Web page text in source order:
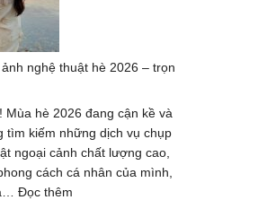
Chụp
Sự
Kiện
Đà
Nẵng
Chất
Lượng
Hàng
nghệ thuật hè 2026 – trọn
Mùa hè 2026 đang cận kề và
tìm kiếm những dịch vụ chụp
ngoại cảnh chất lượng cao,
cách cá nhân của mình,
Đọc thêm